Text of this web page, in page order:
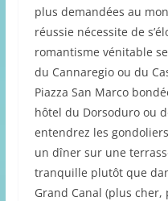
plus demandées au
réussie nécessite de
romantisme vénitable
du Cannaregio ou du
Piazza San Marco
hôtel du Dorsoduro ou
entendrez les
un dîner sur une
tranquille plutôt que
Grand Canal (plus cher,